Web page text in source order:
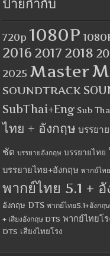
ป้ายกำกับ
720p 1080P
2016 2017 2018
2025 Master
SOUNDTRACK
SubThai+Eng Sub
ไทย + อังกฤษ บรรยา
ชัด บรรยายอังกฤษ บรรยายไทย
บรรยายไทย+อังกฤษ พากย์ไทย
พากย์ไทย 5.1 +
อังกฤษ DTS พากย์ไทย5.1+อังกฤ
+ เสียงอังกฤษ DTS พากย์ไทยโร
DTS เสียงไทยโรง